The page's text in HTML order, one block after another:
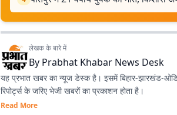
लेखक के बारे में
By Prabhat Khabar News Desk
यह प्रभात खबर का न्यूज डेस्क है। इसमें बिहार-झारखंड-
रिपोर्ट्स के जरिए भेजी खबरों का प्रकाशन होता है।
Read More